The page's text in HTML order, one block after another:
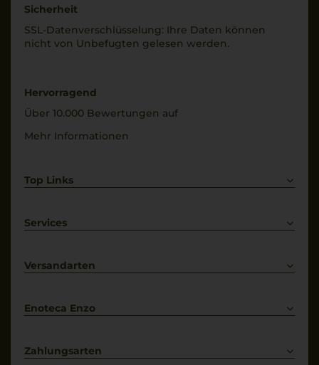
Sicherheit
SSL-Daten­verschlüs­selung: Ihre Daten können
nicht von Unbe­fugten gelesen werden.
Hervorragend
Über 10.000 Bewertungen auf
Mehr Informationen
Top Links
Weißwein
Services
Kontakt
Versandarten
Enoteca Enzo
Bewertungs-Richtlinien
Zahlungsarten